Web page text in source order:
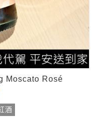
Moscato Rosé
酒